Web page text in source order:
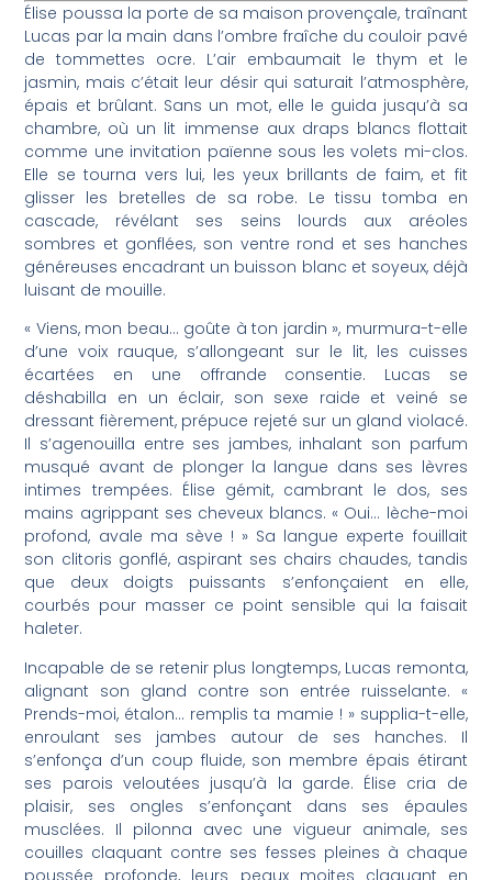
Élise poussa la porte de sa maison provençale, traînant
Lucas par la main dans l’ombre fraîche du couloir pavé
de tommettes ocre. L’air embaumait le thym et le
jasmin, mais c’était leur désir qui saturait l’atmosphère,
épais et brûlant. Sans un mot, elle le guida jusqu’à sa
chambre, où un lit immense aux draps blancs flottait
comme une invitation païenne sous les volets mi-clos.
Elle se tourna vers lui, les yeux brillants de faim, et fit
glisser les bretelles de sa robe. Le tissu tomba en
cascade, révélant ses seins lourds aux aréoles
sombres et gonflées, son ventre rond et ses hanches
généreuses encadrant un buisson blanc et soyeux, déjà
luisant de mouille.
« Viens, mon beau… goûte à ton jardin », murmura-t-elle
d’une voix rauque, s’allongeant sur le lit, les cuisses
écartées en une offrande consentie. Lucas se
déshabilla en un éclair, son sexe raide et veiné se
dressant fièrement, prépuce rejeté sur un gland violacé.
Il s’agenouilla entre ses jambes, inhalant son parfum
musqué avant de plonger la langue dans ses lèvres
intimes trempées. Élise gémit, cambrant le dos, ses
mains agrippant ses cheveux blancs. « Oui… lèche-moi
profond, avale ma sève ! » Sa langue experte fouillait
son clitoris gonflé, aspirant ses chairs chaudes, tandis
que deux doigts puissants s’enfonçaient en elle,
courbés pour masser ce point sensible qui la faisait
haleter.
Incapable de se retenir plus longtemps, Lucas remonta,
alignant son gland contre son entrée ruisselante. «
Prends-moi, étalon… remplis ta mamie ! » supplia-t-elle,
enroulant ses jambes autour de ses hanches. Il
s’enfonça d’un coup fluide, son membre épais étirant
ses parois veloutées jusqu’à la garde. Élise cria de
plaisir, ses ongles s’enfonçant dans ses épaules
musclées. Il pilonna avec une vigueur animale, ses
couilles claquant contre ses fesses pleines à chaque
poussée profonde, leurs peaux moites claquant en